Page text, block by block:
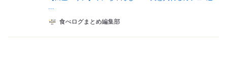
...
食べログまとめ編集部